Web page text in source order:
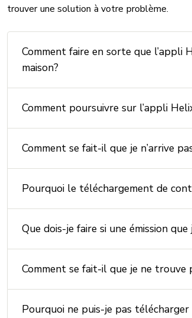
trouver une solution à votre problème.
Comment faire en sorte que l’appli
maison?
Comment poursuivre sur l’appli
Comment se fait-il que je n’arrive
Pourquoi le téléchargement de
Que dois-je faire si une émission
Comment se fait-il que je ne trouve
Pourquoi ne puis-je pas